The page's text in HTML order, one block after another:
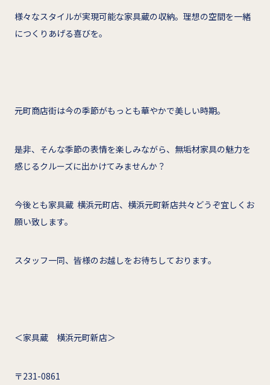
様々なスタイルが実現可能な家具蔵の収納。理想の空間を一緒
につくりあげる喜びを。
元町商店街は今の季節がもっとも華やかで美しい時期。
是非、そんな季節の表情を楽しみながら、無垢材家具の魅力を
感じるクルーズに出かけてみませんか？
今後とも家具蔵 横浜元町店、横浜元町新店共々どうぞ宜しくお
願い致します。
スタッフ一同、皆様のお越しをお待ちしております。
＜家具蔵 横浜元町新店＞
〒231-0861